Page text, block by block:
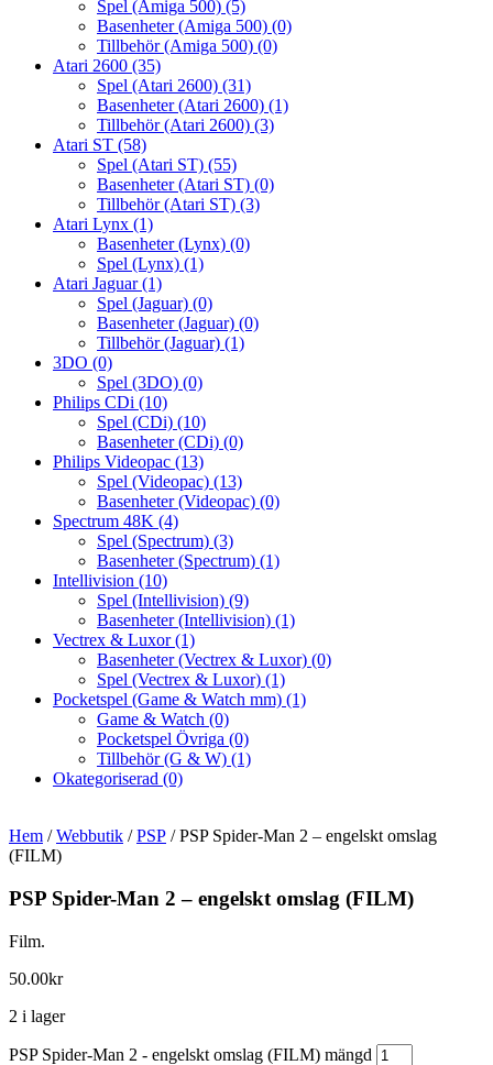
Spel (Amiga 500) (5)
Basenheter (Amiga 500) (0)
Tillbehör (Amiga 500) (0)
Atari 2600 (35)
Spel (Atari 2600) (31)
Basenheter (Atari 2600) (1)
Tillbehör (Atari 2600) (3)
Atari ST (58)
Spel (Atari ST) (55)
Basenheter (Atari ST) (0)
Tillbehör (Atari ST) (3)
Atari Lynx (1)
Basenheter (Lynx) (0)
Spel (Lynx) (1)
Atari Jaguar(1)
Spel (Jaguar) (0)
Basenheter (Jaguar) (0)
Tillbehör (Jaguar) (1)
3DO (0)
Spel (3DO) (0)
Philips CDi (10)
Spel (CDi) (10)
Basenheter (CDi) (0)
Philips Videopac (13)
Spel (Videopac) (13)
Basenheter (Videopac) (0)
Spectrum 48K (4)
Spel (Spectrum) (3)
Basenheter (Spectrum) (1)
Intellivision (10)
Spel (Intellivision) (9)
Basenheter (Intellivision) (1)
Vectrex & Luxor(1)
Basenheter (Vectrex & Luxor) (0)
Spel (Vectrex & Luxor) (1)
Pocketspel (Game & Watch mm) (1)
Game & Watch (0)
Pocketspel Övriga (0)
Tillbehör (G & W) (1)
Okategoriserad (0)
Hem /Webbutik /PSP / PSP Spider-Man 2 – engelskt omslag
(FILM)
PSP Spider-Man 2 – engelskt omslag (FILM)
Film.
50.00kr
2 i lager
PSP Spider-Man 2 - engelskt omslag (FILM) mängd